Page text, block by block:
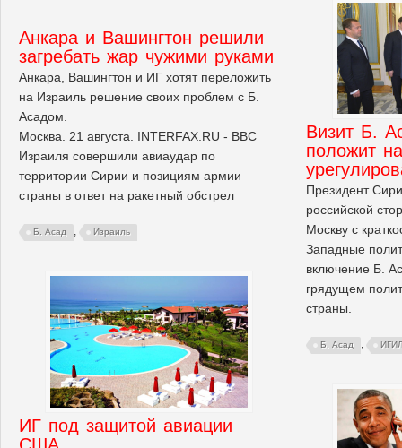
Визит Б.
положит
Президент
российской
Москву с
Западные
включение Б.
грядущем
страны.
Б. Асад ,
Анкара и Вашингтон решили
загребать жар чужими руками
Анкара, Вашингтон и ИГ хотят переложить
на Израиль решение своих проблем с Б.
Асадом.
Москва. 21 августа. INTERFAX.RU - ВВС
Израиля совершили авиаудар по
территории Сирии и позициям армии
страны в ответ на ракетный обстрел
Б. Асад , Израиль
ИГ под защитой авиации